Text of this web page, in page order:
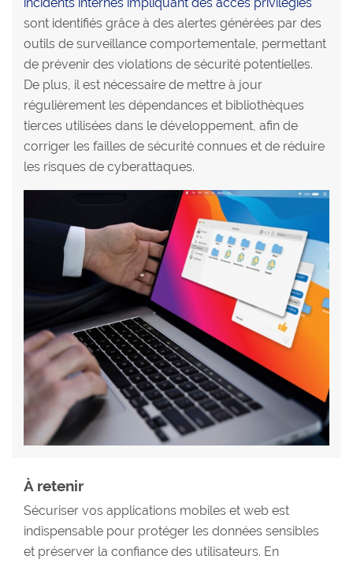
incidents internes impliquant des accès privilégiés
sont identifiés grâce à des alertes générées par des
outils de surveillance comportementale, permettant
de prévenir des violations de sécurité potentielles.
De plus, il est nécessaire de mettre à jour
régulièrement les dépendances et bibliothèques
tierces utilisées dans le développement, afin de
corriger les failles de sécurité connues et de réduire
les risques de cyberattaques.
À retenir
Sécuriser vos applications mobiles et web est
indispensable pour protéger les données sensibles
et préserver la confiance des utilisateurs. En